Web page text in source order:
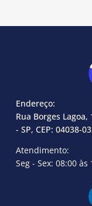
Endereço:
Rua Borges
- SP, CEP: 04038-
Atendimento:
Seg - Sex: 08:00 às